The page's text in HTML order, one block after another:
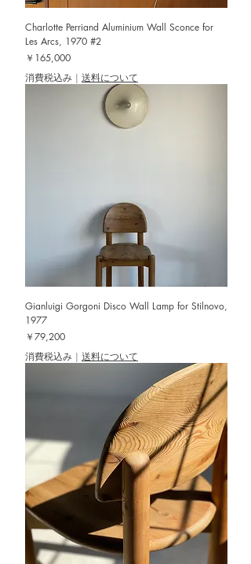
Charlotte Perriand Aluminium Wall Sconce for
Les Arcs, 1970 #2
価格
￥165,000
消費税込み | 送料について
Gianluigi Gorgoni Disco Wall Lamp for Stilnovo,
1977
価格
￥79,200
消費税込み | 送料について